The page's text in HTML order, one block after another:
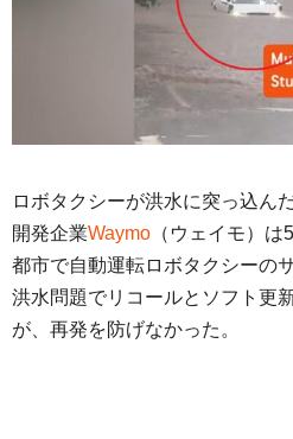
ロボタクシーが洪水に突っ込ん
開発企業Waymo （ウェイモ）
都市で自動運転ロボタクシーの
洪水問題でリコールとソフト更
が、再発を防げなかった。